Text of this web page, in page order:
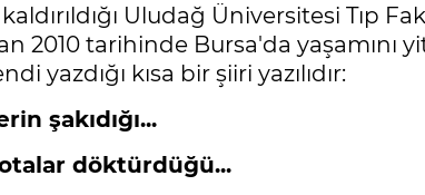
kaldırıldığı Uludağ Üniversitesi
2010 tarihinde Bursa'da yaşamını
yazdığı kısa bir şiiri yazılıdır:
şakıdığı...
döktürdüğü...